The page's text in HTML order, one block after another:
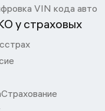
VIN кода авто
у страховых